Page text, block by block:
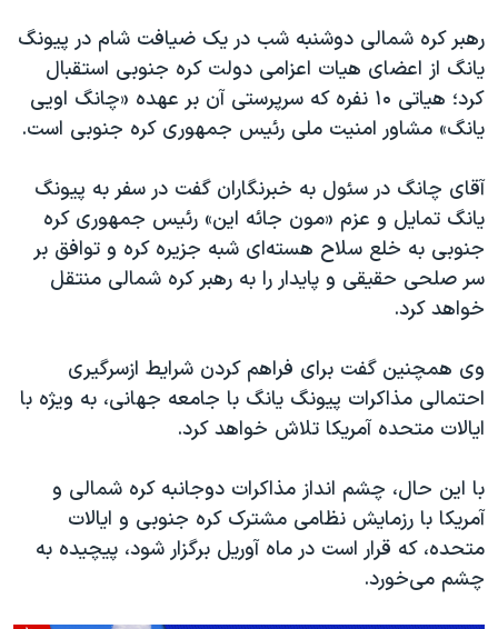
رهبر کره شمالی دوشنبه شب در یک ضیافت شام در پیونگ
یانگ از اعضای هیات اعزامی دولت کره جنوبی استقبال
کرد؛ هیاتی ۱۰ نفره که سرپرستی آن بر عهده «چانگ اویی
یانگ» مشاور امنیت ملی رئیس جمهوری کره جنوبی است.
آقای چانگ در سئول به خبرنگاران گفت در سفر به پیونگ
یانگ تمایل و عزم «مون جائه این» رئیس جمهوری کره
جنوبی به خلع سلاح هسته‌ای شبه جزیره کره و توافق بر
سر صلحی حقیقی و پایدار را به رهبر کره شمالی منتقل
خواهد کرد.
وی همچنین گفت برای فراهم کردن شرایط ازسرگیری
احتمالی مذاکرات پیونگ یانگ با جامعه جهانی، به ویژه با
ایالات متحده آمریکا تلاش خواهد کرد.
با این حال، چشم انداز مذاکرات دوجانبه کره شمالی و
آمریکا با رزمایش نظامی مشترک کره جنوبی و ایالات
متحده، که قرار است در ماه آوریل برگزار شود، پیچیده به
چشم می‌خورد.